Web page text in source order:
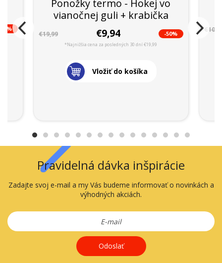
Ponožky termo - Hokej vo
vianočnej guli + krabička
€19,99 €9,94 -50%
*Najnižšia cena za posledných 30 dní €19,99
Vložiť do košíka
Pravidelná dávka inšpirácie
Zadajte svoj e-mail a my Vás budeme informovať o novinkách a
výhodných akciách.
Odoslať